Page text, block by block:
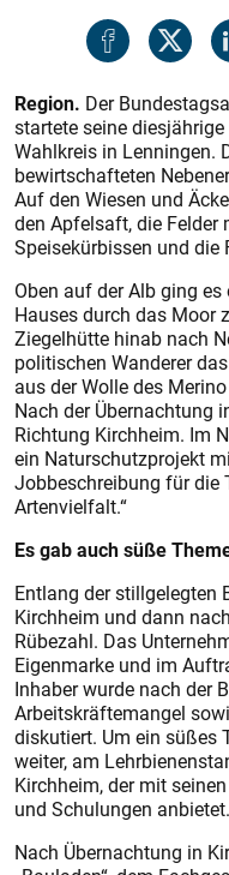
Region. Der
startete seine
Wahlkreis in Lenningen.
bewirtschafteten
Auf den Wiesen und
den Apfelsaft, die Felder
Speisekürbissen und die
Oben auf der Alb ging
Hauses durch das Moor
Ziegelhütte hinab nach
politischen Wanderer
aus der Wolle des
Nach der Übernachtung
Richtung Kirchheim. Im
ein Naturschutzprojekt
Jobbeschreibung für die
Artenvielfalt.“
Es gab auch süße
Entlang der stillgelegten
Kirchheim und dann
Rübezahl. Das
Eigenmarke und im
Inhaber wurde nach der
Arbeitskräftemangel
diskutiert. Um ein süßes
weiter, am
Kirchheim, der mit
und Schulungen anbietet.
Nach Übernachtung in